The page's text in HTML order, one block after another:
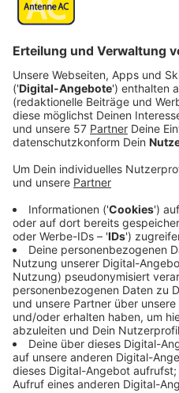
Veröffentlicht:
Im Schuljahr 1954/1955
Pink Ladies. Dahinter
Highschool gehören. Jane
und Nancy (Tricia
nicht runterziehen. Sie
Regeln aufzustellen und
zu genießen. Doch dabei
gerne mal über die
Schulleitung.
Streaming-Dienst:
Anzeige